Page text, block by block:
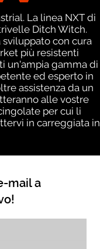
La linea NXT di
Ditch Witch.
con cura
più resistenti
un'ampia gamma di
ed esperto in
assistenza da un
alle vostre
per cui li
in ​​carreggiata in
mail a